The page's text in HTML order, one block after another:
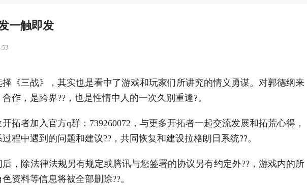
一触即发
《三战》，其实也是看中了游戏和玩家们所讲究的情义勇谋。对郭德纲来
作，是跨界??，也是性情中人的一次久别重逢?。
拓者加入官方q群：739260072，与更多开拓者一起交流发展和拓荒心得，
程中遇到的问题和建议??，共同恢复和建设拉格朗日系统??。
，除法律法规另有规定或腾讯与您签署的协议另有约定外??，游戏内的所
资料等信息将被全部删除??。